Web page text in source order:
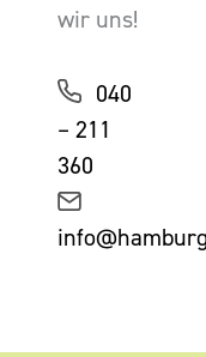
wir uns!
040
– 211
360